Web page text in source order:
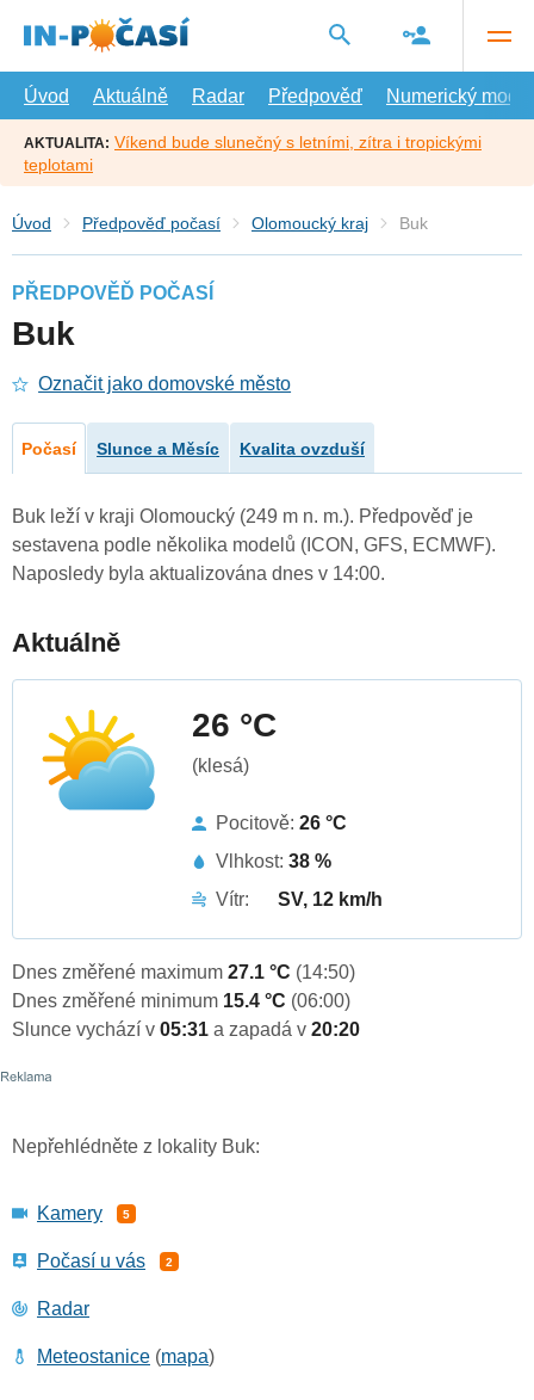
hlavní
Úvod
Aktuálně Radar Předpověď Numerický model
AKTUALITA: Víkend bude slunečný s letními, zítra i tropickými
teplotami
Úvod Předpověď počasí Olomoucký kraj Buk
PŘEDPOVĚĎ POČASÍ
Buk
Označit jako domovské město
Počasí Slunce a Měsíc Kvalita ovzduší
Buk leží v kraji Olomoucký (249 m n. m.). Předpověď je
sestavena podle několika modelů (ICON, GFS, ECMWF).
Naposledy byla aktualizována dnes v 14:00.
Aktuálně
26 °C
(klesá)
Pocitově: 26 °C
Vlhkost: 38 %
Vítr:
SV, 12 km/h
Dnes změřené maximum 27.1 °C (14:50)
Dnes změřené minimum 15.4 °C (06:00)
Slunce vychází v 05:31 a zapadá v 20:20
Nepřehlédněte z lokality Buk:
Kamery 5
Počasí u vás 2
Radar
Meteostanice (mapa)